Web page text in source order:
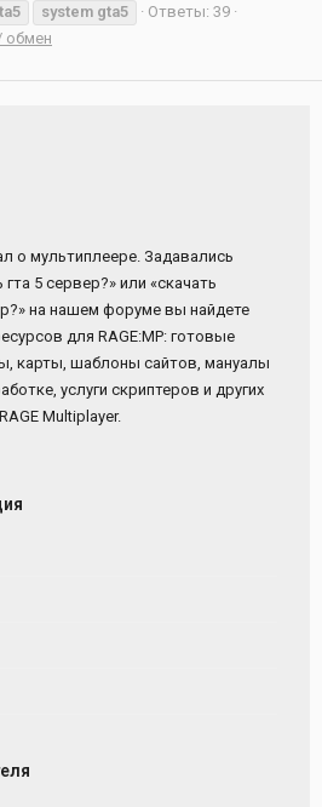
system gta5
Ответы: 39
обмен
о мультиплеере. Задавались
5 сервер?» или «скачать
на нашем форуме вы найдете
для RAGE:MP: готовые
карты, шаблоны сайтов, мануалы
услуги скриптеров и других
Multiplayer.